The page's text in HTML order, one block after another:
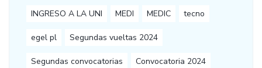
INGRESO A LA UNI MEDI MEDIC tecno
egel pl Segundas vueltas 2024
Segundas convocatorias Convocatoria 2024